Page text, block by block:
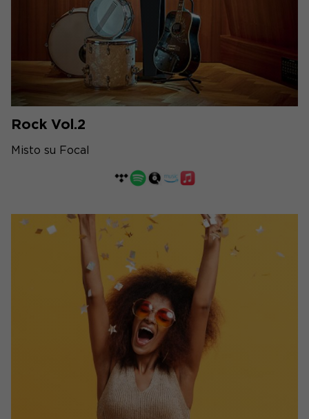
Rock Vol.2
Misto su Focal